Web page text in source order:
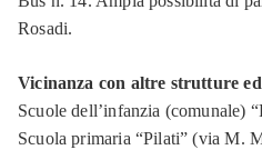
Rosadi.
Vicinanza con altre strutture
Scuole dell’infanzia (comunale)
Scuola primaria “Pilati” (via M.